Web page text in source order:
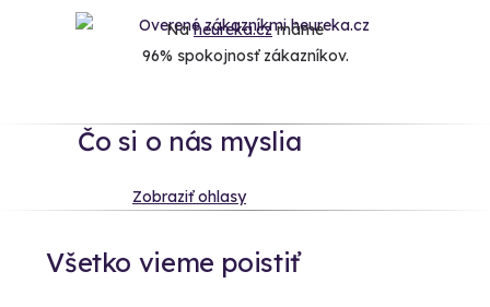
Naheureka.czmáme
96% spokojnosť zákazníkov.
Čo si o nás myslia
Zobraziť ohlasy
Všetko vieme poistiť